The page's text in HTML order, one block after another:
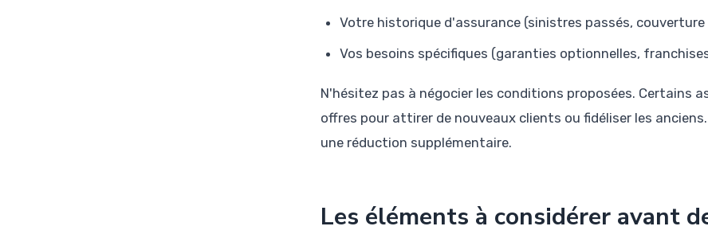
Votre historique d'assurance (sinistres passés,
Vos besoins spécifiques (garanties optionnelles,
N'hésitez pas à négocier les conditions proposées. Certains
offres pour attirer de nouveaux clients ou fidéliser les
une réduction supplémentaire.
Les éléments à considérer avant